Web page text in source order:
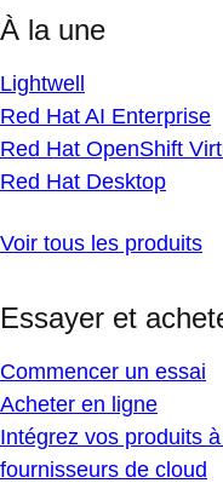
À la une
Lightwell
Red Hat AI Enterprise
Red Hat OpenShift
Red Hat Desktop
Voir tous les produits
Essayer et
Commencer un essai
Acheter en ligne
Intégrez vos produits
fournisseurs de cloud